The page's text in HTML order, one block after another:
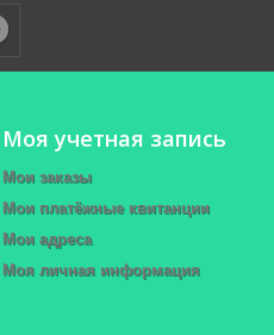
Моя учетная запись
Мои заказы
Мои платёжные квитанции
Мои адреса
Моя личная информация